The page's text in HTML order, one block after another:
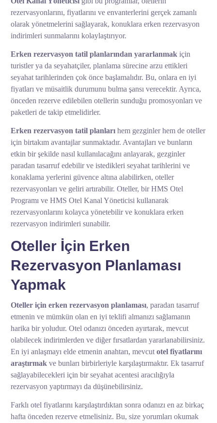
rezervasyonlarını, fiyatlarını ve envanterlerini gerçek zamanlı
olarak yönetmelerini sağlayarak, konuklara erken rezervasyon
indirimleri sunmalarını kolaylaştırıyor.
Erken rezervasyon tatil planlarından yararlanmak için
turistler ya da seyahatçiler, planlama sürecine arzu ettikleri
seyahat tarihlerinden çok önce başlamalıdır. Bu, onlara en iyi
fiyatları ve müsaitlik durumunu bulma şansı verecektir. Ayrıca,
önceden rezerve edilebilen otellerin sunduğu promosyonları ve
paketleri de takip etmelidirler.
Erken rezervasyon tatil planları hem gezginler hem de oteller
için birtakım avantajlar sunmaktadır. Avantajları ve bunların
etkin bir şekilde nasıl kullanılacağını anlayarak, gezginler
paradan tasarruf edebilir ve istedikleri seyahat tarihlerini ve
konaklama yerlerini güvence altına alabilirken, oteller
rezervasyonları ve geliri artırabilir. Oteller, bir HMS Otel
Programı ve HMS Otel Kanal Yöneticisi kullanarak
rezervasyonlarını kolayca yönetebilir ve konuklara erken
rezervasyon indirimleri sunabilir.
Oteller İçin Erken
Rezervasyon Planlaması
Yapmak
Oteller için erken rezervasyon planlaması, paradan tasarruf
etmenin ve mümkün olan en iyi teklifi almanızı sağlamanın
harika bir yoludur. Otel odanızı önceden ayırtarak, mevcut
olabilecek indirimlerden ve diğer fırsatlardan yararlanabilirsiniz.
En iyi anlaşmayı elde etmenin anahtarı, mevcutotel fiyatlarını
araştırmak ve bunları birbirleriyle karşılaştırmaktır. Ek tasarruf
sağlayabilecekleri için bir seyahat acentesi aracılığıyla
rezervasyon yaptırmayı da düşünebilirsiniz.
Farklı otel fiyatlarını karşılaştırdıktan sonra odanızı en az birkaç
hafta önceden rezerve etmelisiniz. Bu, size yorumları okumak